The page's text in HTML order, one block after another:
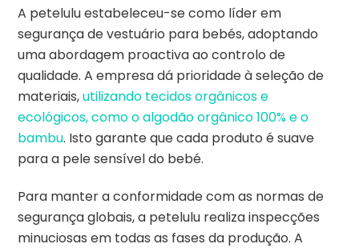
A petelulu estabeleceu-se como líder em
segurança de vestuário para bebés, adoptando
uma abordagem proactiva ao controlo de
qualidade. A empresa dá prioridade à seleção de
materiais,utilizando tecidos orgânicos e
ecológicos, como o algodão orgânico 100% e o
bambu. Isto garante que cada produto é suave
para a pele sensível do bebé.
Para manter a conformidade com as normas de
segurança globais, a petelulu realiza inspecções
minuciosas em todas as fases da produção. A